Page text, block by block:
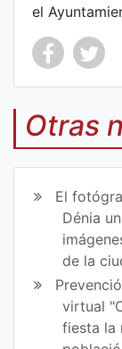
el
Co
mp
art
en
Fa
ce
bo
Otras
El
Dénia
de la
virtual
fiesta la